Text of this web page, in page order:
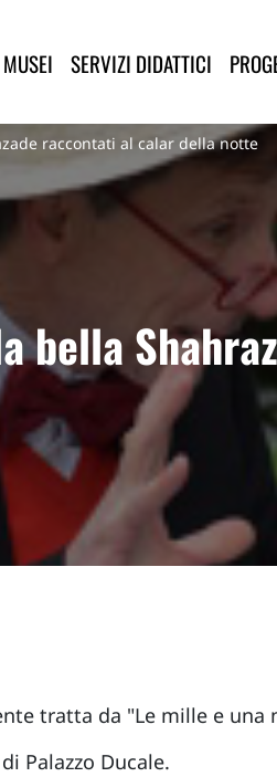
di
SERVIZI DIDATTICI
raccontati al calar della notte
bella
tratta da "Le mille e una
Palazzo Ducale.